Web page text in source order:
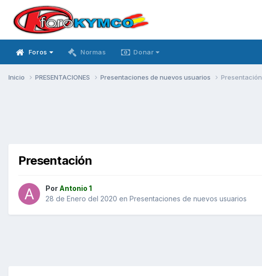
Foros Normas Donar
Inicio PRESENTACIONES Presentaciones de nuevos usuarios Presentación
Presentación
Por Antonio 1
28 de Enero del 2020 en Presentaciones de nuevos usuarios